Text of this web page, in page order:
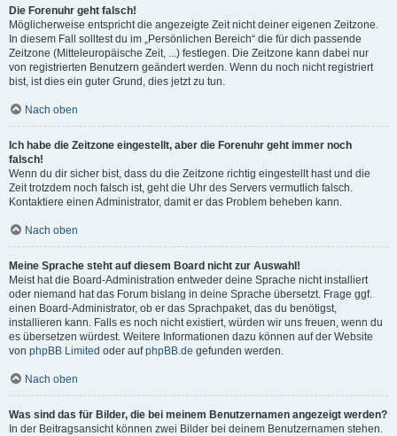
Die Forenuhr geht falsch!
Möglicherweise entspricht die angezeigte Zeit nicht deiner eigenen Zeitzone.
In diesem Fall solltest du im „Persönlichen Bereich“ die für dich passende
Zeitzone (Mitteleuropäische Zeit, ...) festlegen. Die Zeitzone kann dabei nur
von registrierten Benutzern geändert werden. Wenn du noch nicht registriert
bist, ist dies ein guter Grund, dies jetzt zu tun.
Nach oben
Ich habe die Zeitzone eingestellt, aber die Forenuhr geht immer noch
falsch!
Wenn du dir sicher bist, dass du die Zeitzone richtig eingestellt hast und die
Zeit trotzdem noch falsch ist, geht die Uhr des Servers vermutlich falsch.
Kontaktiere einen Administrator, damit er das Problem beheben kann.
Nach oben
Meine Sprache steht auf diesem Board nicht zur Auswahl!
Meist hat die Board-Administration entweder deine Sprache nicht installiert
oder niemand hat das Forum bislang in deine Sprache übersetzt. Frage ggf.
einen Board-Administrator, ob er das Sprachpaket, das du benötigst,
installieren kann. Falls es noch nicht existiert, würden wir uns freuen, wenn du
es übersetzen würdest. Weitere Informationen dazu können auf der Website
von phpBB Limited oder aufphpBB.de gefunden werden.
Nach oben
Was sind das für Bilder, die bei meinem Benutzernamen angezeigt werden?
In der Beitragsansicht können zwei Bilder bei deinem Benutzernamen stehen.